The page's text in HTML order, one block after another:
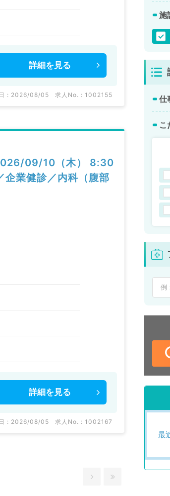
詳細を 見る
: 2026/08/05 求人No. : 1002155
09/10（木） 8:30
業健診／内科（腹部
詳細を 見る
: 2026/08/05 求人No. : 1002167
施
仕
こ
最